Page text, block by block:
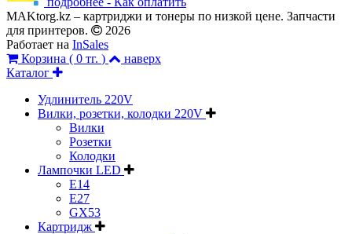
MAKtorg.kz – картриджи и тонеры по низкой цене. Запчасти
для принтеров.
2026
Работает на InSales
Корзина ( 0 тг. )
наверх
Каталог
Удлинитель 220V
Вилки, розетки, колодки 220V
Вилки
Розетки
Колодки
Лампочки LED
E14
E27
GX53
Картридж